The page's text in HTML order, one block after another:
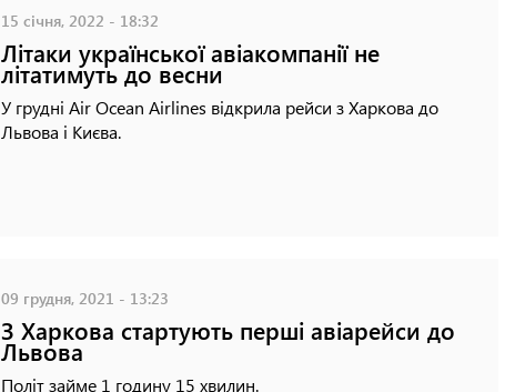
15 січня, 2022 - 18:32
Літаки української авіакомпанії не
літатимуть до весни
У грудні Air Ocean Airlines відкрила рейси з Харкова до
Львова і Києва.
09 грудня, 2021 - 13:23
З Харкова стартують перші авіарейси до
Львова
Політ займе 1 годину 15 хвилин.